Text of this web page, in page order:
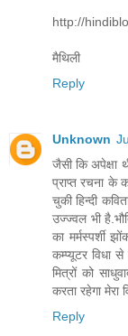
http://
मैथिली
Reply
Unknown
जैसी कि अपेक्षा
प्राप्त रचना
चुकी हिन्दी
उज्ज्वल भी
का मर्मस्पर्शी
कम्प्यूटर विधा
मित्रों को
करता रहेगा मेरा
Reply